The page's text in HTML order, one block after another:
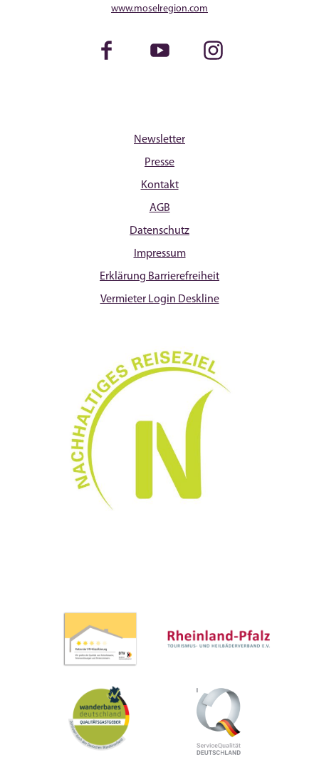
www.moselregion.com
Facebook Youtube Instagram
Newsletter
Presse
Kontakt
AGB
Datenschutz
Impressum
Erklärung Barrierefreiheit
Vermieter Login Deskline